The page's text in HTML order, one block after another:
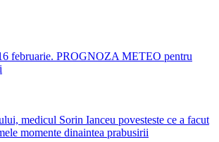
februarie. PROGNOZA METEO pentru
medicul Sorin Ianceu povesteste ce a facut
momente dinaintea prabusirii